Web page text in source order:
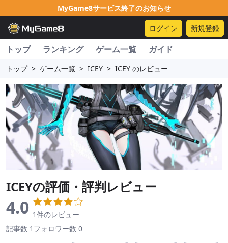
MyGame8サービス終了のお知らせ
ログイン 新規登録
トップ ランキング ゲーム一覧 ガイド
トップ > ゲーム一覧 > ICEY > ICEY のレビュー
ICEYの評価・評判レビュー
4.0 1件のレビュー
記事数 1 フォロワー数 0